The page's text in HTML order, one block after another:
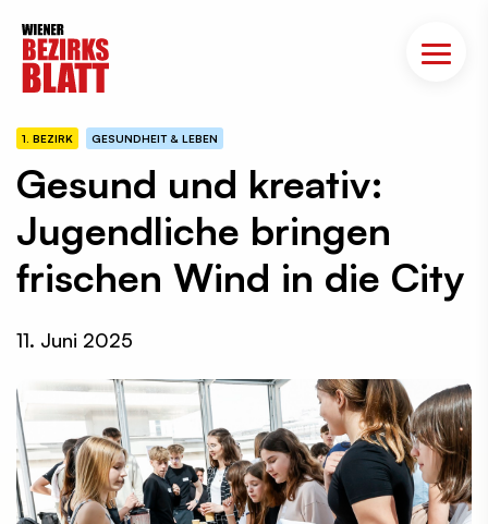
1. BEZIRK GESUNDHEIT & LEBEN
Gesund und kreativ:
Jugendliche bringen
frischen Wind in die City
11. Juni 2025